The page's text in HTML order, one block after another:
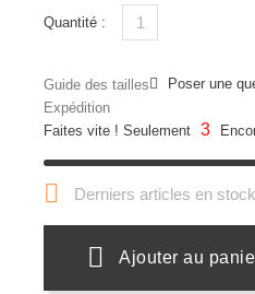
Quantité :
Guide des tailles
Expédition
Poser une
Faites vite ! Seulement 3
 Derniers articles en stock
Ajouter au